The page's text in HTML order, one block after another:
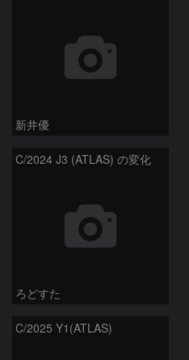
新井優
C/2024 J3 (ATLAS) の変化
ろどすた
C/2025 Y1(ATLAS)